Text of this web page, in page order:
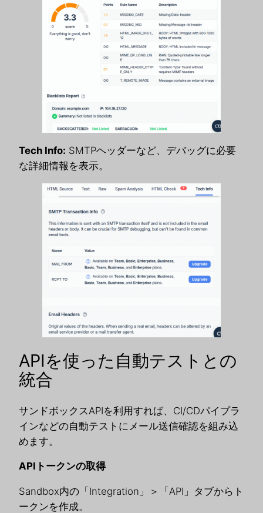
Tech Info: SMTPヘッダーなど、デバッグに必要
な詳細情報を表示。
APIを使った自動テストとの
統合
サンドボックスAPIを利用すれば、CI/CDパイプラ
インなどの自動テストにメール送信確認を組み込
めます。
APIトークンの取得
Sandbox内の「Integration」＞「API」タブからト
ークンを作成。